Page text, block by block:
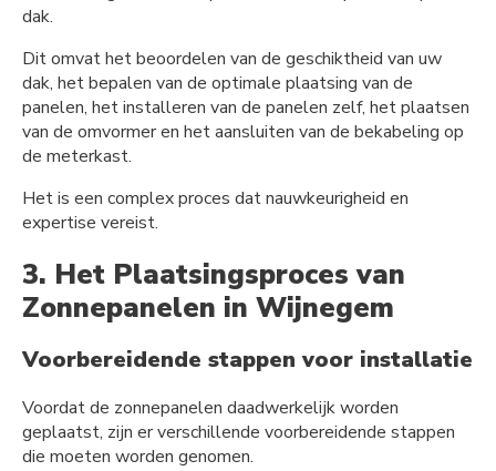
dak.
Dit omvat het beoordelen van de geschiktheid van uw
dak, het bepalen van de optimale plaatsing van de
panelen, het installeren van de panelen zelf, het plaatsen
van de omvormer en het aansluiten van de bekabeling op
de meterkast.
Het is een complex proces dat nauwkeurigheid en
expertise vereist.
3. Het Plaatsingsproces van
Zonnepanelen in Wijnegem
Voorbereidende stappen voor installatie
Voordat de zonnepanelen daadwerkelijk worden
geplaatst, zijn er verschillende voorbereidende stappen
die moeten worden genomen.